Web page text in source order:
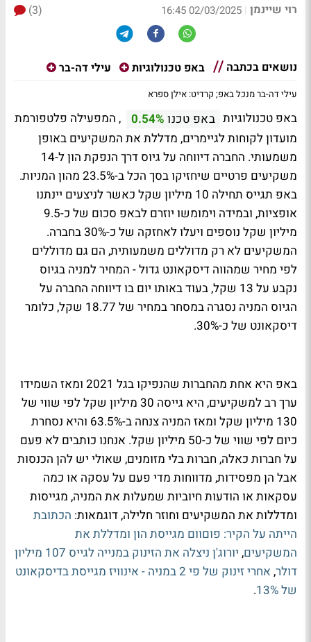
רוי שיינמן |
02/03/2025 16:45
(3)
נושאים בכתבה באפ טכנולוגיות עילי דה-בר
עילי דה-בר מנכל באפ; קרדיט: אילן ספרא
באפ טכנולוגיות באפ טכנו 0.54% , המפעילה פלטפורמת
מועדון לקוחות לגיימרים, מדללת את המשקיעים באופן
משמעותי. החברה דיווחה על גיוס דרך הנפקת הון ל-14
משקיעים פרטיים שיחזיקו בסך הכל ב-23.5% מהון המניות.
באפ תגייס תחילה 10 מיליון שקל כאשר לניצעים יינתנו
אופציות, ובמידה וימומשו יוזרם לבאפ סכום של כ-9.5
מיליון שקל נוספים ויעלו לאחזקה של כ-30% בחברה.
המשקיעים לא רק מדוללים משמעותית, הם גם מדוללים
לפי מחיר שמהווה דיסקאונט גדול - המחיר למניה בגיוס
נקבע על 13 שקל, בעוד באותו יום בו דיווחה החברה על
הגיוס המניה נסגרה במסחר במחיר של 18.77 שקל, כלומר
דיסקאונט של כ-30%.
באפ היא אחת מהחברות שהנפיקו בגל 2021 ומאז השמידו
ערך רב למשקיעים, היא גייסה 30 מיליון שקל לפי שווי של
130 מיליון שקל ומאז המניה צנחה ב-63.5% והיא נסחרת
כיום לפי שווי של כ-50 מיליון שקל. אנחנו כותבים לא פעם
על חברות כאלה, חברות בלי מזומנים, שאולי יש להן הכנסות
אבל הן מפסידות, מדווחות מדי פעם על עסקה או כמה
עסקאות או הודעות חיוביות שמעלות את המניה, מגייסות
ומדללות את המשקיעים וחוזר חלילה, דוגמאות: הכתובת
הייתה על הקיר: פוםוום מגייסת הון ומדללת את
המשקיעים,
יורוג'ן ניצלה את הזינוק במנייה לגייס 107 מיליון
דולר,
אחרי זינוק של פי 2 במניה - אינוויז מגייסת בדיסקאונט
של 13%
.